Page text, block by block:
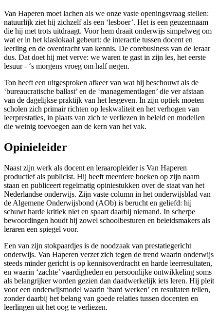
Van Haperen moet lachen als we onze vaste openingsvraag stellen:
natuurlijk ziet hij zichzelf als een ‘lesboer’. Het is een geuzennaam
die hij met trots uitdraagt. Voor hem draait onderwijs simpelweg om
wat er in het klaslokaal gebeurt: de interactie tussen docent en
leerling en de overdracht van kennis. De corebusiness van de leraar
dus. Dat doet hij met verve: we waren te gast in zijn les, het eerste
lesuur - ‘s morgens vroeg om half negen.
Ton heeft een uitgesproken afkeer van wat hij beschouwt als de
‘bureaucratische ballast’ en de ‘managementlagen’ die ver afstaan
van de dagelijkse praktijk van het lesgeven. In zijn optiek moeten
scholen zich primair richten op leskwaliteit en het verhogen van
leerprestaties, in plaats van zich te verliezen in beleid en modellen
die weinig toevoegen aan de kern van het vak.
Opinieleider
Naast zijn werk als docent en leraaropleider is Van Haperen
productief als publicist. Hij heeft meerdere boeken op zijn naam
staan en publiceert regelmatig opiniestukken over de staat van het
Nederlandse onderwijs. Zijn vaste column in het onderwijsblad van
de Algemene Onderwijsbond (AOb) is berucht en geliefd: hij
schuwt harde kritiek niet en spaart daarbij niemand. In scherpe
bewoordingen houdt hij zowel schoolbesturen en beleidsmakers als
leraren een spiegel voor.
Een van zijn stokpaardjes is de noodzaak van prestatiegericht
onderwijs. Van Haperen verzet zich tegen de trend waarin onderwijs
steeds minder gericht is op kennisoverdracht en harde leerresultaten,
en waarin ‘zachte’ vaardigheden en persoonlijke ontwikkeling soms
als belangrijker worden gezien dan daadwerkelijk iets leren. Hij pleit
voor een onderwijsmodel waarin ‘hard werken’ en resultaten tellen,
zonder daarbij het belang van goede relaties tussen docenten en
leerlingen uit het oog te verliezen.